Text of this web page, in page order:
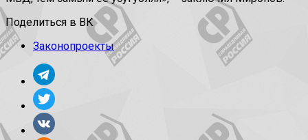
Поделиться в ВК
Законопроекты